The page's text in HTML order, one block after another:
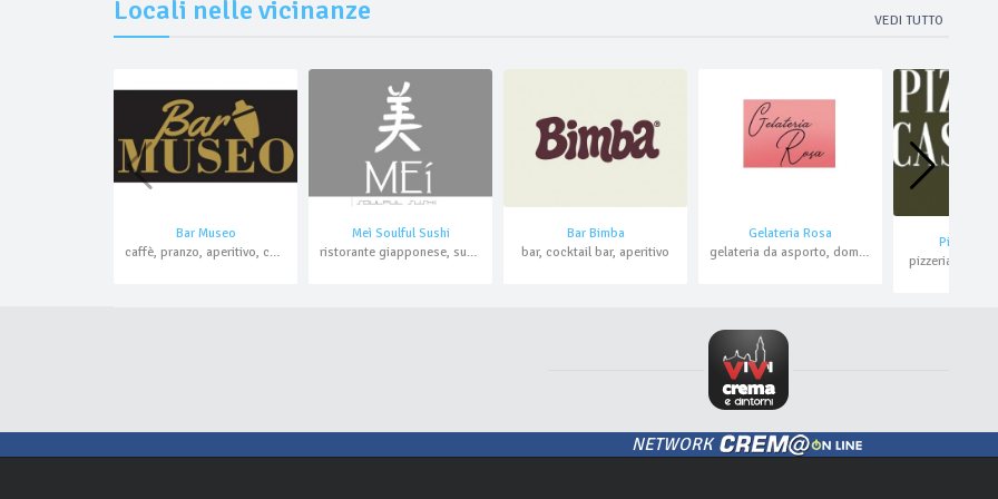
Locali nelle vicinanze VEDI TUTTO
Bar Museo
caffè, pranzo, aperitivo, cocktail bar
Meì Soulful Sushi
ristorante giapponese, sushi bar, aperitivo, cocktail bar, asporto, domicilio
Bar Bimba
bar, cocktail bar, aperitivo
Gelateria Rosa
gelateria da asporto, domicilio
Pizzeria
pizzeria al
NETWORK